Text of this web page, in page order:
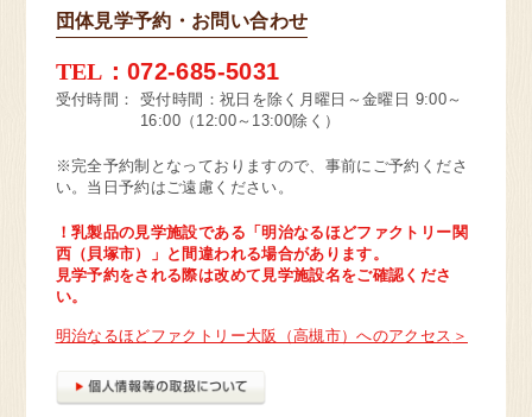
オンライン
明治なるほどファクトリー
守谷
見学予約・お問い合わせ
団体見学予約・お問い合わせ
TEL：072-685-5031
受付時間：
受付時間：祝日を除く月曜日～金曜日 9:00～
16:00（12:00～13:00除く）
※完全予約制となっておりますので、事前にご予約くださ
い。当日予約はご遠慮ください。
！乳製品の見学施設である「明治なるほどファクトリー関
西（貝塚市）」と間違われる場合があります。
見学予約をされる際は改めて見学施設名をご確認くださ
い。
明治なるほどファクトリー大阪（高槻市）へのアクセス